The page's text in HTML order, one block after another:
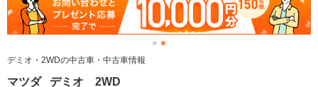
デミオ・2WDの中古車・中古車情報
マツダ デミオ 2WD